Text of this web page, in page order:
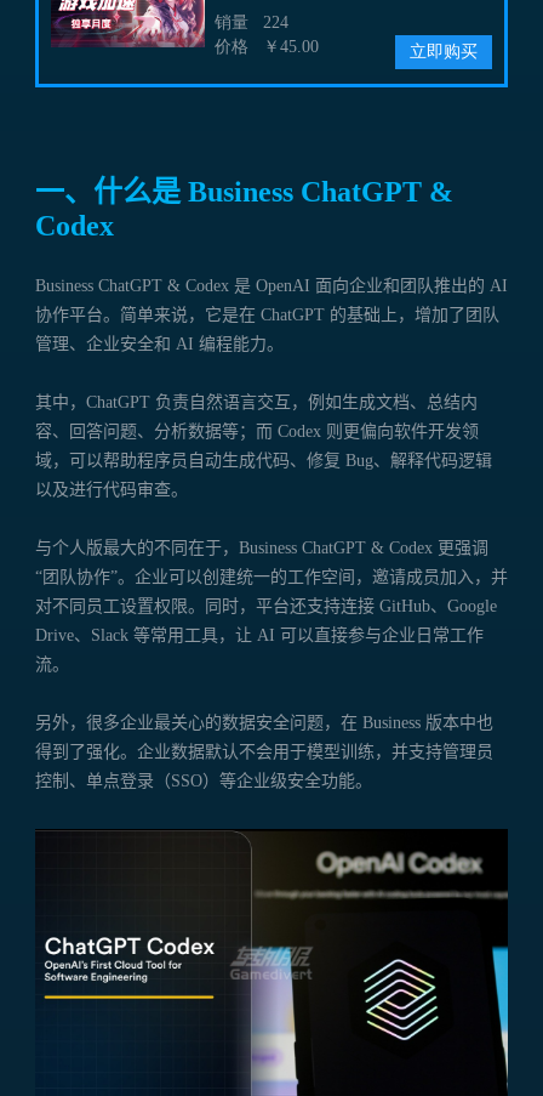
一、什么是 Business ChatGPT &
Codex
Business ChatGPT & Codex 是 OpenAI 面向企业和团队推出的 AI
协作平台。简单来说，它是在 ChatGPT 的基础上，增加了团队
管理、企业安全和 AI 编程能力。
其中，ChatGPT 负责自然语言交互，例如生成文档、总结内
容、回答问题、分析数据等；而 Codex 则更偏向软件开发领
域，可以帮助程序员自动生成代码、修复 Bug、解释代码逻辑
以及进行代码审查。
与个人版最大的不同在于，Business ChatGPT & Codex 更强调
“团队协作”。企业可以创建统一的工作空间，邀请成员加入，并
对不同员工设置权限。同时，平台还支持连接 GitHub、Google
Drive、Slack 等常用工具，让 AI 可以直接参与企业日常工作
流。
另外，很多企业最关心的数据安全问题，在 Business 版本中也
得到了强化。企业数据默认不会用于模型训练，并支持管理员
控制、单点登录（SSO）等企业级安全功能。